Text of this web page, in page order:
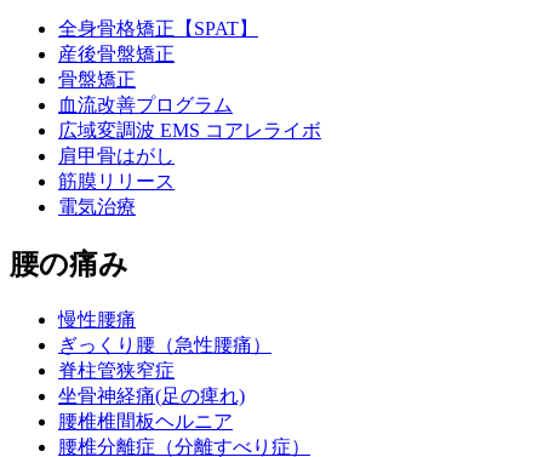
全身骨格矯正【SPAT】
産後骨盤矯正
骨盤矯正
血流改善プログラム
広域変調波 EMS コアレライボ
肩甲骨はがし
筋膜リリース
電気治療
腰の痛み
慢性腰痛
ぎっくり腰（急性腰痛）
脊柱管狭窄症
坐骨神経痛(足の痺れ)
腰椎椎間板ヘルニア
腰椎分離症（分離すべり症）